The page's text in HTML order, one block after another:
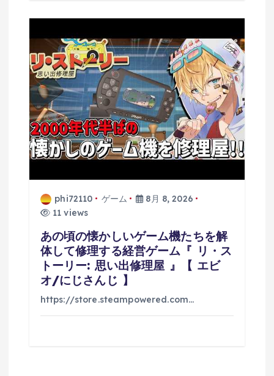
phi72110 ゲーム
8月 8, 2026
11 views
あの頃の懐かしいゲーム機たちを解
体して修理する経営ゲーム『 リ・ス
トーリー: 思い出修理屋 』【 エビ
オ/にじさんじ 】
https://store.steampowered.com…